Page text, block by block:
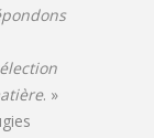
. »